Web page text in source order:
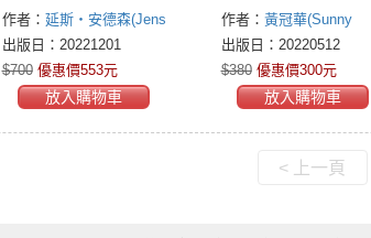
權傳記，百年品牌用
小玩具激發全世界想
像力
作者： 延斯・安德森(Jens
Andersen)
出版日：20221201
$700 優惠價553元
放入購物車
與覺察的智慧
作者： 黃冠華(Sunny
Huang)
出版日：20220512
$380 優惠價300元
放入購物車
< 上一頁